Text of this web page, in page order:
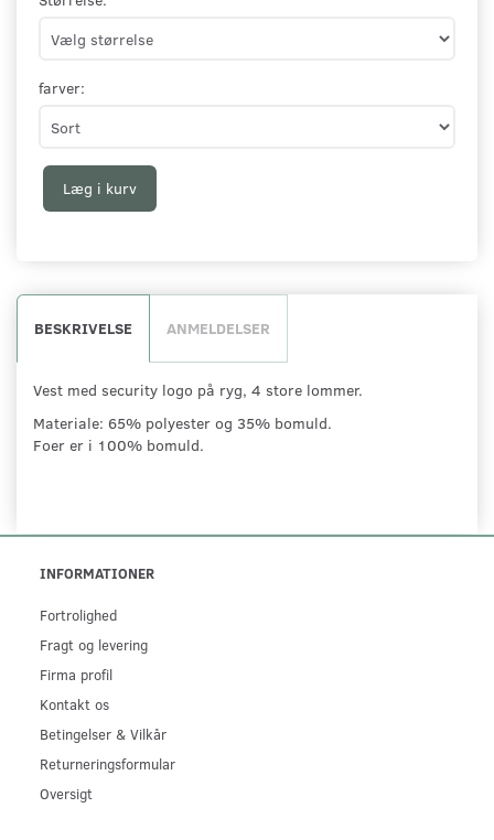
farver:
Læg i kurv
BESKRIVELSE ANMELDELSER
Vest med security logo på ryg, 4 store lommer.
Materiale: 65% polyester og 35% bomuld.
Foer er i 100% bomuld.
INFORMATIONER
Fortrolighed
Fragt og levering
Firma profil
Kontakt os
Betingelser & Vilkår
Returneringsformular
Oversigt